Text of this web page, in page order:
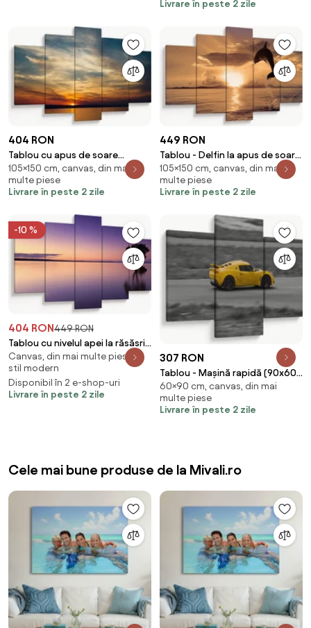
Livrare în peste 2 zile
404 RON
Tablou cu apus de soare
(150x105 cm)
105×150 cm, canvas, din mai
multe piese
Livrare în peste 2 zile
449 RON
Tablou - Delfin la apus de soare
(150x105 cm)
105×150 cm, canvas, din mai
multe piese
Livrare în peste 2 zile
-10 %
404 RON449 RON
Tablou cu nivelul apei la răsăsrit
de soare (150x105 cm)
Canvas, din mai multe piese, în
stil modern
Disponibil în 2 e-shop-uri
Livrare în peste 2 zile
307 RON
Tablou - Mașină rapidă (90x60
cm)
60×90 cm, canvas, din mai
multe piese
Livrare în peste 2 zile
Cele mai bune produse de la Mivali.ro